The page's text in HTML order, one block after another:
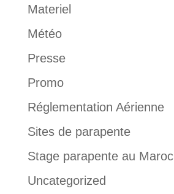
Materiel
Météo
Presse
Promo
Réglementation Aérienne
Sites de parapente
Stage parapente au Maroc
Uncategorized